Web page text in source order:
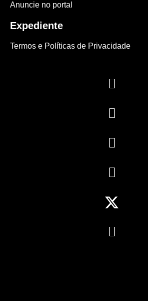
Anuncie no portal
Expediente
Termos e Políticas de Privacidade